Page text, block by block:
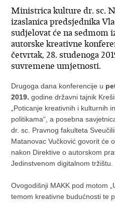
Ministrica kulture dr. sc.
izaslanica predsjednika
sudjelovat će na sedmom
autorske kreativne
četvrtak, 28. studenoga
suvremene umjetnosti.
Drugoga dana konferencije u
2019. godine državni tajnik
„Poticanje kreativnih i kulturnih
politikama“, a posebna
dr. sc. Pravnog fakulteta
Matanovac Vučković govorit će
nakon Direktive o autorskom
Jedinstvenom digitalnom tržištu.
Ovogodišnji MAKK pod motom
temom kreativne budućnosti te